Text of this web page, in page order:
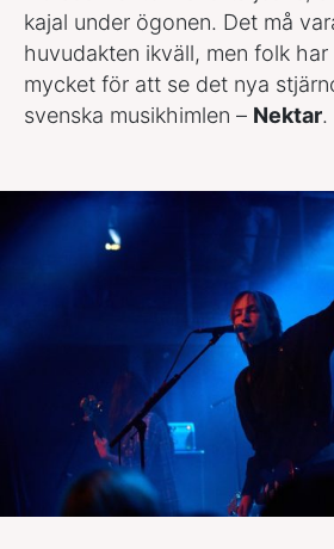
kajal under ögonen. Det må
huvudakten ikväll, men folk
mycket för att se det nya
svenska musikhimlen – Nektar.